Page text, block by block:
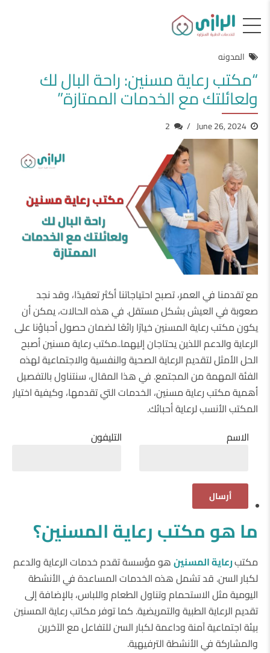
المدونه
“مكتب رعاية مسنين: راحة البال لك
ولعائلتك مع الخدمات الممتازة”
June 26, 2024
2
مع تقدمنا ​​في العمر، تصبح احتياجاتنا أكثر تعقيدًا، وقد نجد
صعوبة في العيش بشكل مستقل. في هذه الحالات، يمكن أن
يكون مكتب رعاية المسنين خيارًا رائعًا لضمان حصول أحباؤنا على
الرعاية والدعم اللذين يحتاجان إليهما..مكتب رعاية مسنين أصبح
الحل الأمثل لتقديم الرعاية الصحية والنفسية والاجتماعية لهذه
الفئة المهمة من المجتمع. في هذا المقال، سنتناول بالتفصيل
أهمية مكتب رعاية مسنين، الخدمات التي تقدمها، وكيفية اختيار
المكتب الأنسب لرعاية أحبائك.
الاسم
التليفون
ما هو مكتب رعاية المسنين؟
مكتبرعاية المسنينهو مؤسسة تقدم خدمات الرعاية والدعم
لكبار السن. قد تشمل هذه الخدمات المساعدة في الأنشطة
اليومية مثل الاستحمام وتناول الطعام واللباس، بالإضافة إلى
تقديم الرعاية الطبية والتمريضية. كما توفر مكاتب رعاية المسنين
بيئة اجتماعية آمنة وداعمة لكبار السن للتفاعل مع الآخرين
والمشاركة في الأنشطة الترفيهية.